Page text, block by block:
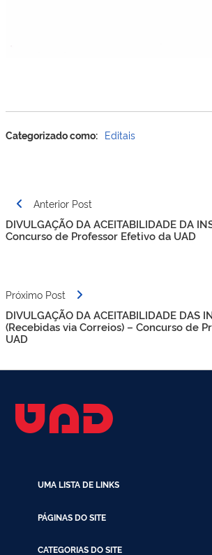
Categorizado como: Editais
Post
navigation
Anterior Post
DIVULGAÇÃO DA ACEITABILIDADE DA
Concurso de Professor Efetivo da UAD
Próximo Post
DIVULGAÇÃO DA ACEITABILIDADE DAS
(Recebidas via Correios) – Concurso de
UAD
UMA LISTA DE LINKS
PÁGINAS DO SITE
CATEGORIAS DO SITE